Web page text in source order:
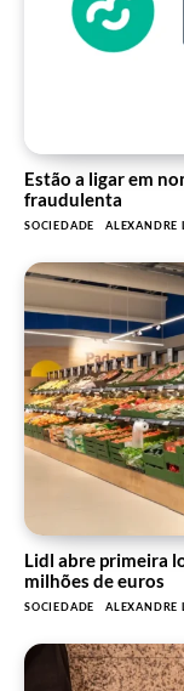
Estão a ligar em
fraudulenta
SOCIEDADE ALEXANDRE
Lidl abre primeira
milhões de euros
SOCIEDADE ALEXANDRE